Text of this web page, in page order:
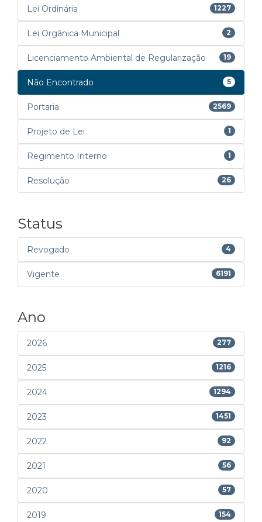
Lei Ordinária 1227
Lei Orgânica Municipal 2
Licenciamento Ambiental de Regularização 19
Não Encontrado 5
Portaria 2569
Projeto de Lei 1
Regimento Interno 1
Resolução 26
Status
Revogado 4
Vigente 6191
Ano
2026 277
2025 1216
2024 1294
2023 1451
2022 92
2021 56
2020 57
2019 154